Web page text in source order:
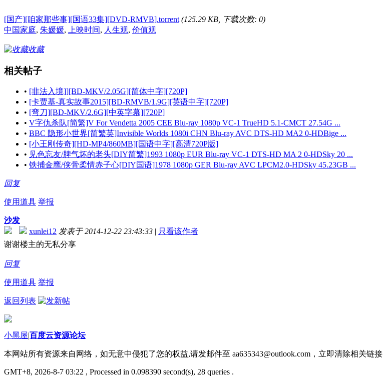
[国产][咱家那些事][国语33集][DVD-RMVB].torrent (125.29 KB, 下载次数: 0)
中国家庭, 朱媛媛, 上映时间, 人生观, 价值观
收藏
相关帖子
• [非法入境]][BD-MKV/2.05G][简体中字][720P]
• [卡贾基-真实故事2015][BD-RMVB/1.9G][英语中字][720P]
• [弯刀][BD-MKV/2.6G][中英字幕][720P]
• V字仇杀队[简繁]V For Vendetta 2005 CEE Blu-ray 1080p VC-1 TrueHD 5.1-CMCT 27.54G ...
• BBC 隐形小世界[简繁英]Invisible Worlds 1080i CHN Blu-ray AVC DTS-HD MA2 0-HDBige ...
• [小王刚传奇][HD-MP4/860MB][国语中字][高清720P版]
• 见色忘友/脾气坏的老头[DIY简繁]1993 1080p EUR Blu-ray VC-1 DTS-HD MA 2 0-HDSky 20 ...
• 铁捕金鹰/侠骨柔情赤子心[DIY国语]1978 1080p GER Blu-ray AVC LPCM2.0-HDSky 45.23GB ...
回复
使用道具 举报
沙发
xunlei12 发表于 2014-12-22 23:43:33 | 只看该作者
谢谢楼主的无私分享
回复
使用道具 举报
返回列表
小黑屋|百度云资源论坛
本网站所有资源来自网络，如无意中侵犯了您的权益,请发邮件至 aa635343@outlook.com ，立即清除相关链接
GMT+8, 2026-8-7 03:22 , Processed in 0.098390 second(s), 28 queries .